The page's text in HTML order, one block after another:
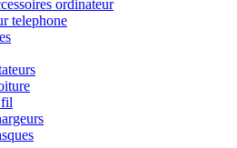
ordinateur
telephone
fil